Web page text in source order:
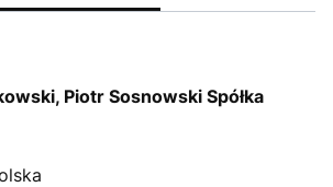
Piotr Sosnowski Spółka